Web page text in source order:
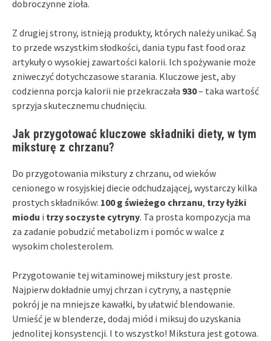
dobroczynne zioła.
Z drugiej strony, istnieją produkty, których należy unikać. Są
to przede wszystkim słodkości, dania typu fast food oraz
artykuły o wysokiej zawartości kalorii. Ich spożywanie może
zniweczyć dotychczasowe starania. Kluczowe jest, aby
codzienna porcja kalorii nie przekraczała 930– taka wartość
sprzyja skutecznemu chudnięciu.
Jak przygotować kluczowe składniki diety, w tym
miksturę z chrzanu?
Do przygotowania mikstury z chrzanu, od wieków
cenionego w rosyjskiej diecie odchudzającej, wystarczy kilka
prostych składników: 100 g świeżego chrzanu, trzy łyżki
miodu i trzy soczyste cytryny. Ta prosta kompozycja ma
za zadanie pobudzić metabolizm i pomóc w walce z
wysokim cholesterolem.
Przygotowanie tej witaminowej mikstury jest proste.
Najpierw dokładnie umyj chrzan i cytryny, a następnie
pokrój je na mniejsze kawałki, by ułatwić blendowanie.
Umieść je w blenderze, dodaj miód i miksuj do uzyskania
jednolitej konsystencji. I to wszystko! Mikstura jest gotowa.